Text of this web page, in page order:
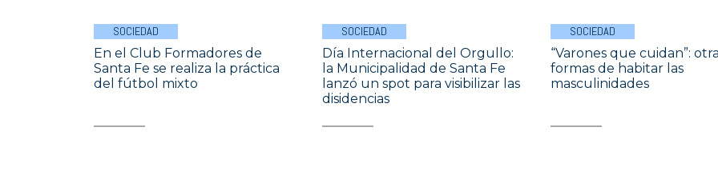
SOCIEDAD
En el Club Formadores de
Santa Fe se realiza la práctica
del fútbol mixto
SOCIEDAD
Día Internacional del Orgullo:
la Municipalidad de Santa Fe
lanzó un spot para visibilizar las
disidencias
SOCIEDAD
“Varones que cuidan”:
formas de habitar las
masculinidades